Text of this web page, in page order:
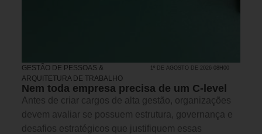
GESTÃO DE PESSOAS &
ARQUITETURA DE TRABALHO
1º DE AGOSTO DE 2026 08H00
Nem toda empresa precisa de um C-level
Antes de criar cargos de alta gestão, organizações
devem avaliar se possuem estrutura, governança e
desafios estratégicos que justifiquem essas